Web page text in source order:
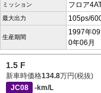
ミッション フロア
最大出力 105ps/
生産期間
1997年
0年06月
1.5 F
新車時価格134.8万円(税抜)
JC08
-km/L